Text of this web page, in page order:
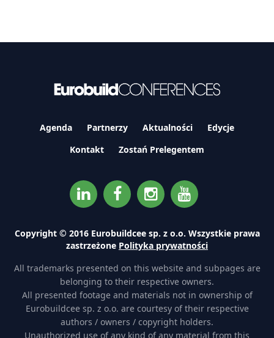
Agenda Partnerzy Aktualności
Edycje
Kontakt
Zostań Prelegentem
Copyright © 2016 Eurobuildcee sp. z o.o. Wszystkie prawa
zastrzeżone Polityka prywatności
All trademarks presented on this website and subpages are
belonging to their respective owners.
All presented footage and materials not in ownership of
Eurobuildcee sp. z o.o. are courtesy of their respective
authors / owners / copyright holders.
Unauthorized use of any kind of any material from this